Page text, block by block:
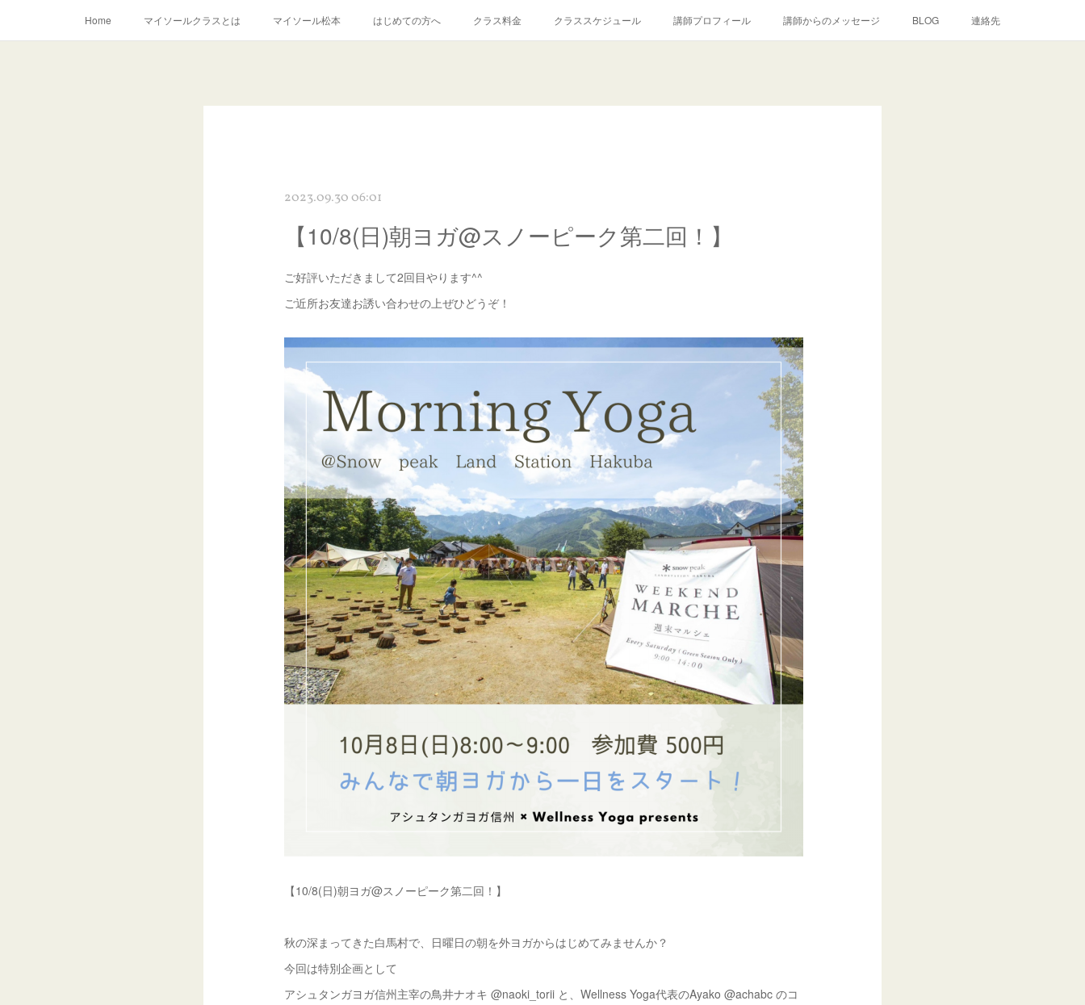
Home マイソールクラスとは マイソール松本 はじめての方へ クラス料金 クラススケジュール 講師プロフィール 講師からのメッセージ BLOG 連絡先
2023.09.30 06:01
【10/8(日)朝ヨガ@スノーピーク第二回！】
ご好評いただきまして2回目やります^^
ご近所お友達お誘い合わせの上ぜひどうぞ！
【10/8(日)朝ヨガ@スノーピーク第二回！】
秋の深まってきた白馬村で、日曜日の朝を外ヨガからはじめてみませんか？
今回は特別企画として
アシュタンガヨガ信州主宰の鳥井ナオキ @naoki_torii と、Wellness Yoga代表のAyako @achabc のコ